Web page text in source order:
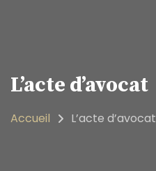
L’acte d’avocat
Accueil L’acte d’avocat